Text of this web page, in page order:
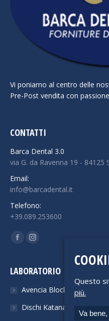
Vi poniamo al centro delle
Pre-Post vendita con
CONTATTI
Barca Dental 3.0
via G. da Ravenna 19 - 84125
Email:
info@barcadental.it
Telefono:
+39.089.253600
Find us on:
FacebookInstagram
LABORATORIO
Avencia Block
Dischi Katana
Questo
più.
Va